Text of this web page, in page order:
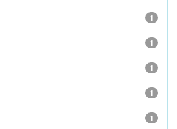
1
1
1
1
1